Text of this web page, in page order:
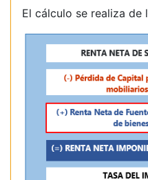
El cálculo se realiza de